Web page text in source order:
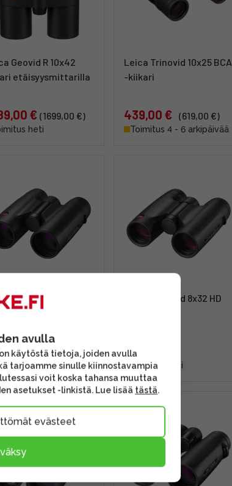
Geovid R 10x42
etäisyysmittarilla
€ (1699,00 €)
heti
Leica Trinovid 10x25 BCA
-kiikari
439,00 € (619,00 €)
Toimitus 4 - 6 arkipäivää
Trinovid 8x42 HD -
€
heti
Leica Trinovid 8x32 HD
899,00 €
Toimitus heti
avulla
käytöstä tietoja, joiden avulla
tarjoamme sinulle kiinnostavampia
voit koska tahansa muuttaa
asetukset -linkistä. Lue lisää tästä.
evästeet